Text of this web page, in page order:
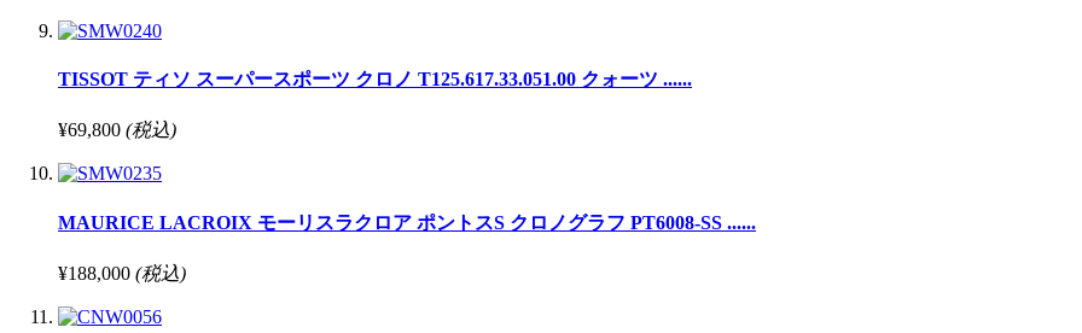
TISSOT ティソ スーパースポーツ クロノ T125.617.33.051.00 クォーツ ......
¥69,800 (税込)
MAURICE LACROIX モーリスラクロア ポントスS クロノグラフ PT6008-SS ......
¥188,000 (税込)